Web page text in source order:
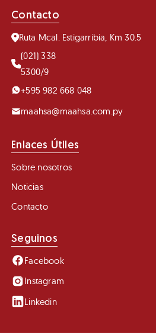
Contacto
Ruta Mcal. Estigarribia, Km 30.5
(021) 338
5300/9
+595 982 668 048
maahsa@maahsa.com.py
Enlaces Útiles
Sobre nosotros
Noticias
Contacto
Seguinos
Facebook
Instagram
Linkedin